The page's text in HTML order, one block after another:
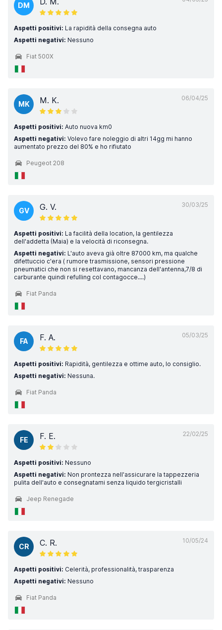
DM
Aspetti positivi: La rapidità della consegna auto
Aspetti negativi: Nessuno
Fiat 500X
06/04/25
MK M. K.
Aspetti positivi: Auto nuova km0
Aspetti negativi: Volevo fare noleggio di altri 14gg mi hanno
aumentato prezzo del 80% e ho rifiutato
Peugeot 208
30/03/25
GV G. V.
Aspetti positivi: La facilità della location, la gentilezza
dell'addetta (Maia) e la velocità di riconsegna.
Aspetti negativi: L'auto aveva già oltre 87000 km, ma qualche
difettuccio c'era ( rumore trasmissione, sensori pressione
pneumatici che non si resettavano, mancanza dell'antenna,7/8 di
carburante quindi refulling col contagocce....)
Fiat Panda
05/03/25
FA F. A.
Aspetti positivi: Rapidità, gentilezza e ottime auto, lo consiglio.
Aspetti negativi: Nessuna.
Fiat Panda
22/02/25
FE F. E.
Aspetti positivi: Nessuno
Aspetti negativi: Non prontezza nell'assicurare la tappezzeria
pulita dell'auto e consegnatami senza liquido tergicristalli
Jeep Renegade
10/05/24
CR C. R.
Aspetti positivi: Celerità, professionalità, trasparenza
Aspetti negativi: Nessuno
Fiat Panda